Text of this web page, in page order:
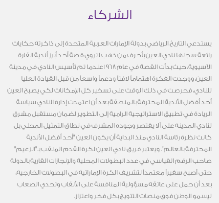
الشركاء
يستدعي التاريخ الرياضي بدولة الإمارات العربية المتحدة إلى ذاكرته حكايات
رائعة سجلها نادي العين بأحرف من ذهب لتروي قصة أحد أبرز أندية القارة
الآسيوية، حيث بدأت القصة في عام1968 عندما تم تأسيس النادي في مدينة
العين، ووجدت الفكرة اهتماماً لافتاً ودعماً واسعاً من قبل القيادة العليا
للنادي، فحرصت في ذلك الوقت على تسخير كل الإمكانات لكي يصبح العين
أحد أفضل الأندية المحترفة بالمنطقة بعد أن اعتمدت إدارة النادي سياسة
الريادة في تطبيق الاستراتيجية الرامية إلى التطوير لضمان مستقبل مشرق
لنادي المدينة على ألا يقتصر وجوده المشرف في نطاق التمثيل المحلي بل
كانت نظرة رئاسة النادي منذ البداية أن يكون العين "أحد أفضل الأندية
المحترفة بالعالم". ويعتبر فريق نادي العين لكرة القدم الملقب بـ"الزعيم"
صاحب الرقم القياسي في عدد البطولات المحلية والإنجازات القارية بالدولة
حتى أصبح سفيراً معتمداً لتشريف الكرة الإماراتية في البطولات الخارجية،
بعد أن حمل على عاتقه مسؤولية المنافسة على الألقاب وتحدي الصعاب
ليسمو الوطن فوق منصات التتويج بكل فخر واعتزاز.